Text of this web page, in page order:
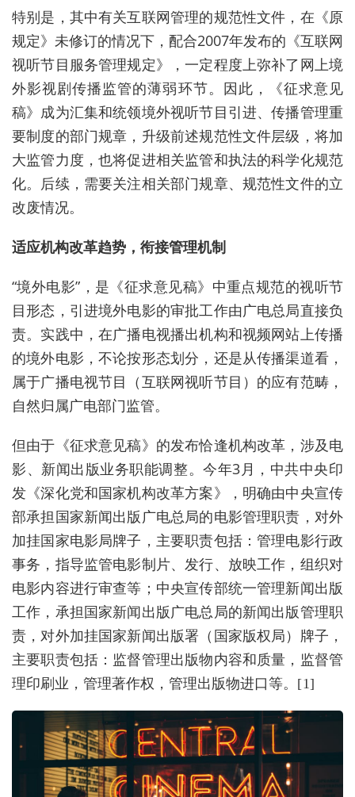
特别是，其中有关互联网管理的规范性文件，在《原
规定》未修订的情况下，配合2007年发布的《互联网
视听节目服务管理规定》，一定程度上弥补了网上境
外影视剧传播监管的薄弱环节。因此，《征求意见
稿》成为汇集和统领境外视听节目引进、传播管理重
要制度的部门规章，升级前述规范性文件层级，将加
大监管力度，也将促进相关监管和执法的科学化规范
化。后续，需要关注相关部门规章、规范性文件的立
改废情况。
适应机构改革趋势，衔接管理机制
“境外电影”，是《征求意见稿》中重点规范的视听节
目形态，引进境外电影的审批工作由广电总局直接负
责。实践中，在广播电视播出机构和视频网站上传播
的境外电影，不论按形态划分，还是从传播渠道看，
属于广播电视节目（互联网视听节目）的应有范畴，
自然归属广电部门监管。
但由于《征求意见稿》的发布恰逢机构改革，涉及电
影、新闻出版业务职能调整。今年3月，中共中央印
发《深化党和国家机构改革方案》，明确由中央宣传
部承担国家新闻出版广电总局的电影管理职责，对外
加挂国家电影局牌子，主要职责包括：管理电影行政
事务，指导监管电影制片、发行、放映工作，组织对
电影内容进行审查等；中央宣传部统一管理新闻出版
工作，承担国家新闻出版广电总局的新闻出版管理职
责，对外加挂国家新闻出版署（国家版权局）牌子，
主要职责包括：监督管理出版物内容和质量，监督管
理印刷业，管理著作权，管理出版物进口等。
[1]